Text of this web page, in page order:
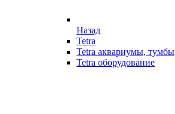
Назад
Tetra
Tetra аквариумы, тумбы
Tetra оборудование